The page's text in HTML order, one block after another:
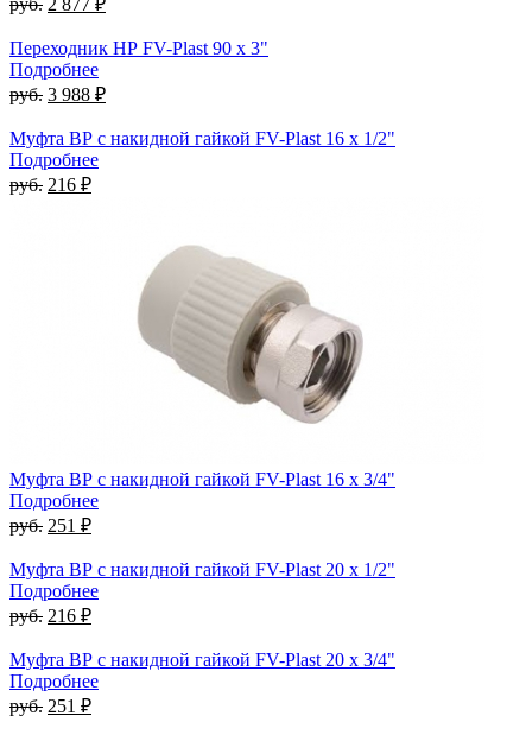
Переходник НР FV-Plast 90 x 3"
Подробнее
руб. 3 988 ₽
Муфта ВР с накидной гайкой FV-Plast 16 x 1/2"
Подробнее
руб. 216 ₽
Муфта ВР с накидной гайкой FV-Plast 16 x 3/4"
Подробнее
руб. 251 ₽
Муфта ВР с накидной гайкой FV-Plast 20 x 1/2"
Подробнее
руб. 216 ₽
Муфта ВР с накидной гайкой FV-Plast 20 x 3/4"
Подробнее
руб. 251 ₽